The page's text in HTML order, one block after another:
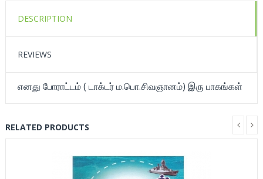
DESCRIPTION
REVIEWS
எனது போராட்டம் ( டாக்டர் ம.பொ.சிவஞானம்) இரு பாகங்கள்
RELATED PRODUCTS